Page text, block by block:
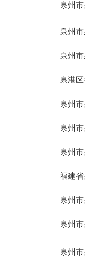
泉州
泉州
泉州
泉港
泉州
泉州
泉州
福建
泉州
泉州
泉州